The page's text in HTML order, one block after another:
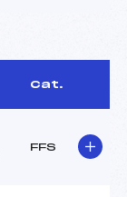
Cat.
FFS